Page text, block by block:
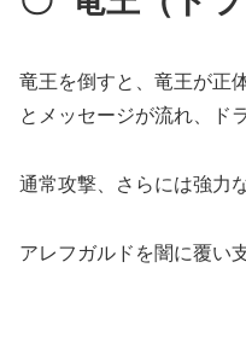
竜王を倒すと、竜王が正
とメッセージが流れ、ド
通常攻撃、さらには強力
アレフガルドを闇に覆い